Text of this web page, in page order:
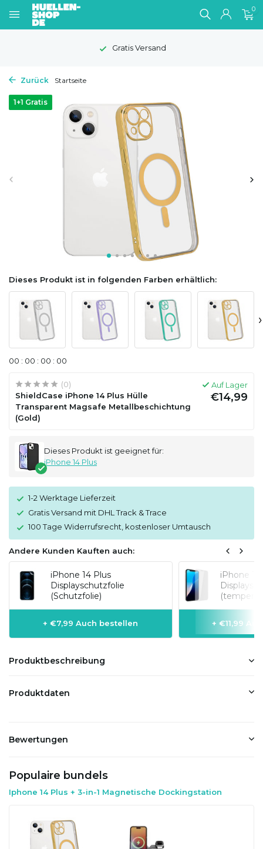
0
1-2 Werktage Lieferzeit
Zurück Startseite
1+1 Gratis
Dieses Produkt ist in folgenden Farben erhältlich:
›
00 : 00 : 00 : 00
(0)
ShieldCase iPhone 14 Plus Hülle
Transparent Magsafe Metallbeschichtung
(Gold)
Auf Lager
€14,99
Dieses Produkt ist geeignet für:
iPhone 14 Plus
1-2 Werktage Lieferzeit
Gratis Versand mit DHL Track & Trace
100 Tage Widerrufsrecht, kostenloser Umtausch
Andere Kunden Kauften auch:
iPhone 14 Plus
Displayschutzfolie
(Schutzfolie)
+ €7,99 Auch bestellen
iPhone 14
+ €11,99
Produktbeschreibung
Produktdaten
Bewertungen
Populaire bundels
Iphone 14 Plus + 3-in-1 Magnetische Dockingstation